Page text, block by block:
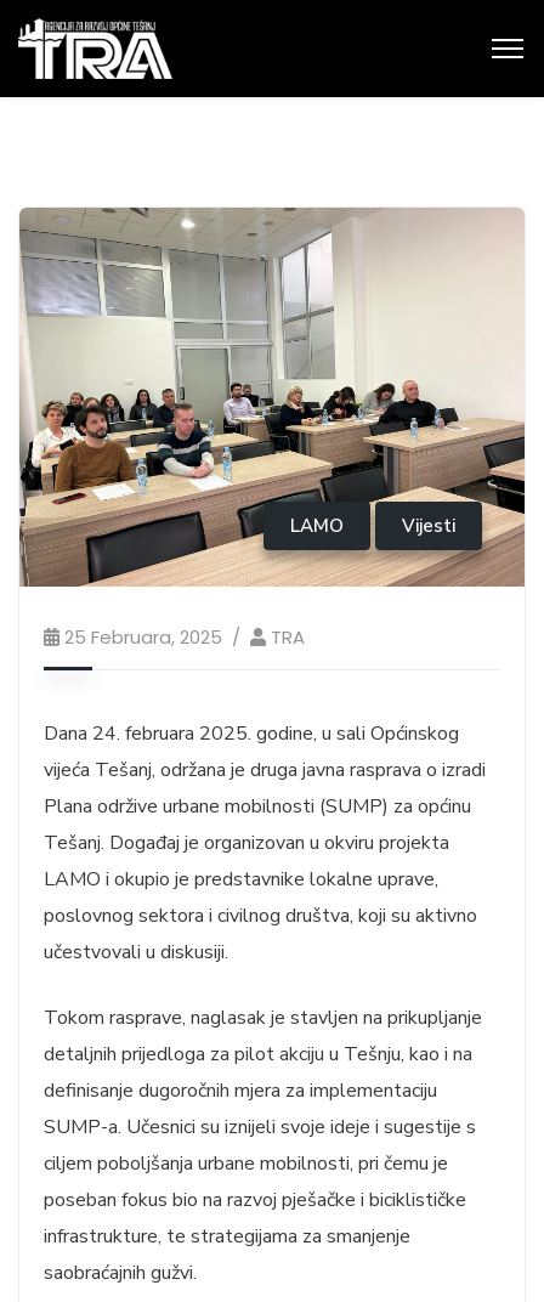
LAMO Vijesti
25 Februara, 2025 TRA
Dana 24. februara 2025. godine, u sali Općinskog
vijeća Tešanj, održana je druga javna rasprava o izradi
Plana održive urbane mobilnosti (SUMP) za općinu
Tešanj. Događaj je organizovan u okviru projekta
LAMO i okupio je predstavnike lokalne uprave,
poslovnog sektora i civilnog društva, koji su aktivno
učestvovali u diskusiji.
Tokom rasprave, naglasak je stavljen na prikupljanje
detaljnih prijedloga za pilot akciju u Tešnju, kao i na
definisanje dugoročnih mjera za implementaciju
SUMP-a. Učesnici su iznijeli svoje ideje i sugestije s
ciljem poboljšanja urbane mobilnosti, pri čemu je
poseban fokus bio na razvoj pješačke i biciklističke
infrastrukture, te strategijama za smanjenje
saobraćajnih gužvi.